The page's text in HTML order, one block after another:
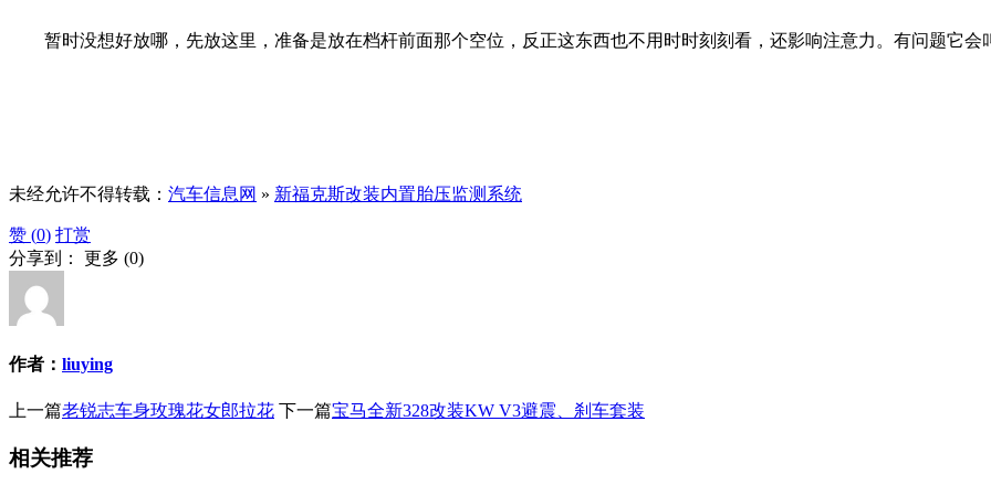
暂时没想好放哪，先放这里，准备是放在档杆前面那个空位，反正这东西也不用时时刻刻看，还影响注意力。有问题它会
未经允许不得转载： 汽车信息网 » 新福克斯改装内置胎压监测系统
赞 (0) 打赏
分享到： 更多 (0)
作者： liuying
上一篇老锐志车身玫瑰花女郎拉花 下一篇宝马全新328改装KW V3避震、刹车套装
相关推荐